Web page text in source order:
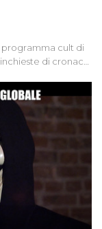
cult di
di cronaca